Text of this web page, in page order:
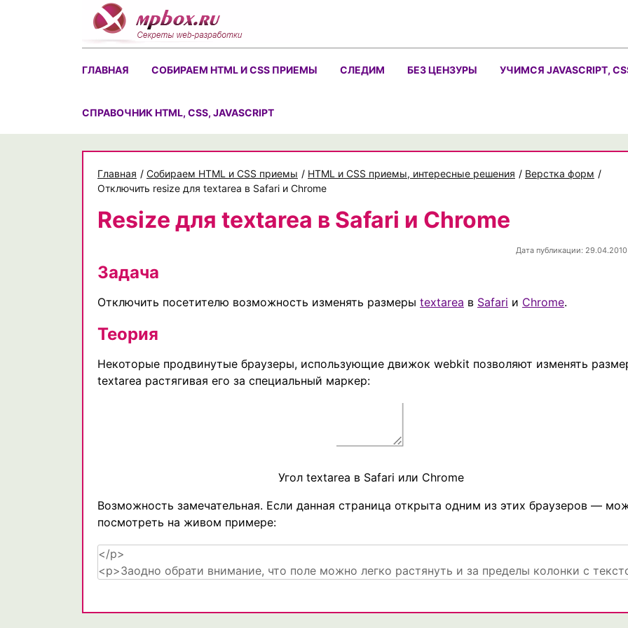
ГЛАВНАЯ СОБИРАЕМ HTML И CSS ПРИЕМЫ СЛЕДИМ БЕЗ ЦЕНЗУРЫ УЧИМСЯ JAVASCRIPT,
CПРАВОЧНИК HTML, CSS, JAVASCRIPT
Главная / Собираем HTML и CSS приемы / HTML и CSS приемы, интересные решения / Верстка форм /
Отключить resize для textarea в Safari и Chrome
Resize для textarea в Safari и Chrome
Дата публикации: 29.04.2010
Задача
Отключить посетителю возможность изменять размеры textarea в Safari и Chrome.
Теория
Некоторые продвинутые браузеры, использующие движок webkit позволяют изменять
textarea растягивая его за специальный маркер:
Угол textarea в Safari или Chrome
Возможность замечательная. Если данная страница открыта одним из этих браузеров —
посмотреть на живом примере: